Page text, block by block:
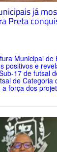
já
Preta
Municipal
positivos e
17 de futsal
de Categoria
força dos